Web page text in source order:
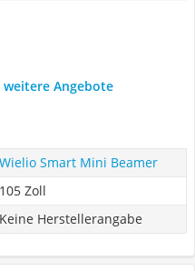
Angebote
Wielio Smart Mini Beamer
105 Zoll
Keine Herstellerangabe